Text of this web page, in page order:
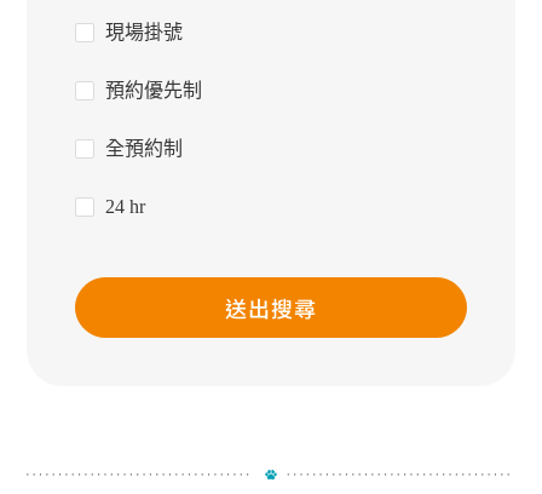
現場掛號
預約優先制
全預約制
24 hr
送出搜尋